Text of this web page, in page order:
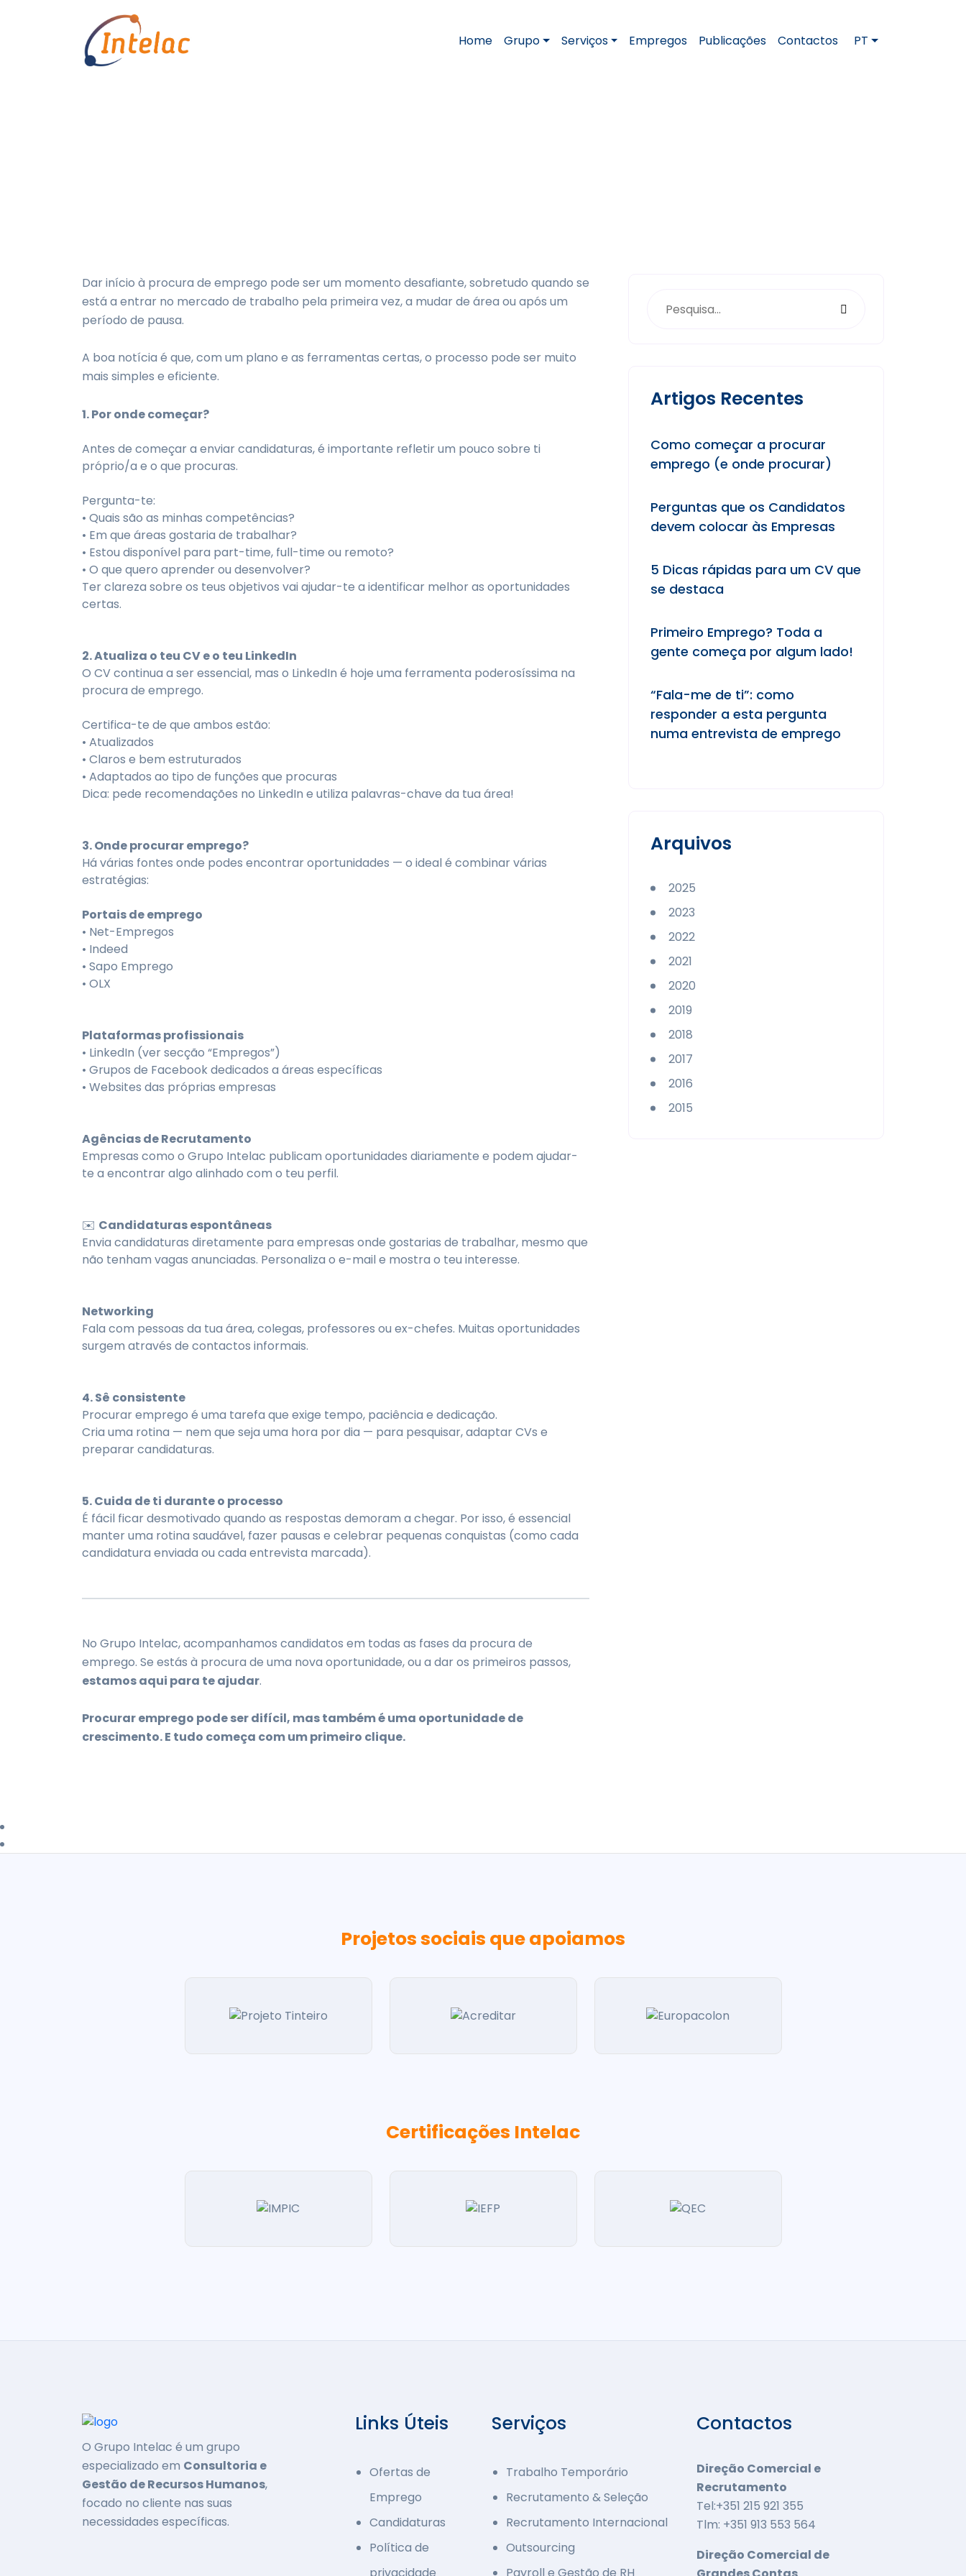
Home Grupo Serviços Empregos Publicações Contactos PT
Dar início à procura de emprego pode ser um momento desafiante, sobretudo quando se
está a entrar no mercado de trabalho pela primeira vez, a mudar de área ou após um
período de pausa.
A boa notícia é que, com um plano e as ferramentas certas, o processo pode ser muito
mais simples e eficiente.
1. Por onde começar?
Antes de começar a enviar candidaturas, é importante refletir um pouco sobre ti
próprio/a e o que procuras.
Pergunta-te:
• Quais são as minhas competências?
• Em que áreas gostaria de trabalhar?
• Estou disponível para part-time, full-time ou remoto?
• O que quero aprender ou desenvolver?
Ter clareza sobre os teus objetivos vai ajudar-te a identificar melhor as oportunidades
certas.
2. Atualiza o teu CV e o teu LinkedIn
O CV continua a ser essencial, mas o LinkedIn é hoje uma ferramenta poderosíssima na
procura de emprego.
Certifica-te de que ambos estão:
• Atualizados
• Claros e bem estruturados
• Adaptados ao tipo de funções que procuras
Dica: pede recomendações no LinkedIn e utiliza palavras-chave da tua área!
3. Onde procurar emprego?
Há várias fontes onde podes encontrar oportunidades — o ideal é combinar várias
estratégias:
Portais de emprego
• Net-Empregos
• Indeed
• Sapo Emprego
• OLX
Plataformas profissionais
• LinkedIn (ver secção “Empregos”)
• Grupos de Facebook dedicados a áreas específicas
• Websites das próprias empresas
Agências de Recrutamento
Empresas como o Grupo Intelac publicam oportunidades diariamente e podem ajudar-
te a encontrar algo alinhado com o teu perfil.
✉️ Candidaturas espontâneas
Envia candidaturas diretamente para empresas onde gostarias de trabalhar, mesmo que
não tenham vagas anunciadas. Personaliza o e-mail e mostra o teu interesse.
Networking
Fala com pessoas da tua área, colegas, professores ou ex-chefes. Muitas oportunidades
surgem através de contactos informais.
4. Sê consistente
Procurar emprego é uma tarefa que exige tempo, paciência e dedicação.
Cria uma rotina — nem que seja uma hora por dia — para pesquisar, adaptar CVs e
preparar candidaturas.
5. Cuida de ti durante o processo
É fácil ficar desmotivado quando as respostas demoram a chegar. Por isso, é essencial
manter uma rotina saudável, fazer pausas e celebrar pequenas conquistas (como cada
candidatura enviada ou cada entrevista marcada).
No Grupo Intelac, acompanhamos candidatos em todas as fases da procura de
emprego. Se estás à procura de uma nova oportunidade, ou a dar os primeiros passos,
estamos aqui para te ajudar.
Procurar emprego pode ser difícil, mas também é uma oportunidade de
crescimento. E tudo começa com um primeiro clique.
Artigos Recentes
Como começar a procurar
emprego (e onde procurar)
Perguntas que os Candidatos
devem colocar às Empresas
5 Dicas rápidas para um CV que
se destaca
Primeiro Emprego? Toda a
gente começa por algum lado!
“Fala-me de ti”: como
responder a esta pergunta
numa entrevista de emprego
Arquivos
2025
2023
2022
2021
2020
2019
2018
2017
2016
2015
Projetos sociais que apoiamos
Certificações Intelac
O Grupo Intelac é um grupo
especializado em Consultoria e
Gestão de Recursos Humanos,
focado no cliente nas suas
necessidades específicas.
Links Úteis
Ofertas de
Emprego
Candidaturas
Política de
Serviços
Trabalho Temporário
Recrutamento & Seleção
Recrutamento Internacional
Outsourcing
Contactos
Direção Comercial e
Recrutamento
Tel:+351 215 921 355
Tlm: +351 913 553 564
Direção Comercial de